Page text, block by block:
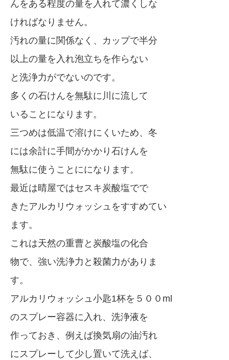
んをある程度の量を入れて濃くしな
ければなりません。
汚れの量に関係なく、カップで半分
以上の量を入れ泡立ちを作らない
と洗浄力がでないのです。
多くの石けんを無駄に川に流して
いることになります。
三つめは低温で溶けにくいため、冬
には余計に手間がかかり石けんを
無駄に使うことにになります。
最近は晴屋ではセスキ炭酸塩でで
きたアルカリウォッシュをすすめてい
ます。
これは天然の重曹と炭酸塩の化合
物で、強い洗浄力と殺菌力がありま
す。
アルカリウォッシュ小匙1杯を５００ml
のスプレー容器に入れ、洗浄液を
作っておき、例えば換気扇の油汚れ
にスプレーして少し置いて洗えば、